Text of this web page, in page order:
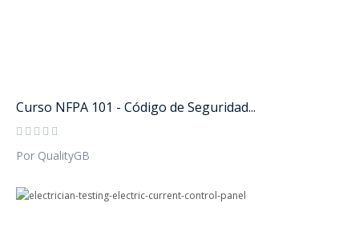
Curso NFPA 101 - Código de Seguridad...
Por QualityGB